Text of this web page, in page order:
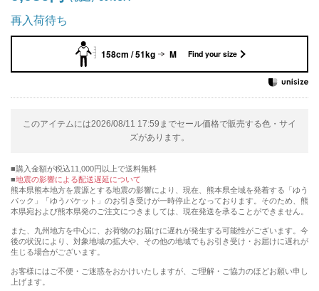
再入荷待ち
158cm / 51kg M Find your size
このアイテムには2026/08/11 17:59までセール価格で販売する色・サイ
ズがあります。
購入金額が税込11,000円以上で送料無料
地震の影響による配送遅延について
熊本県熊本地方を震源とする地震の影響により、現在、熊本県全域を発着する「ゆう
パック」「ゆうパケット」のお引き受けが一時停止となっております。そのため、熊
本県宛および熊本県発のご注文につきましては、現在発送を承ることができません。
また、九州地方を中心に、お荷物のお届けに遅れが発生する可能性がございます。今
後の状況により、対象地域の拡大や、その他の地域でもお引き受け・お届けに遅れが
生じる場合がございます。
お客様にはご不便・ご迷惑をおかけいたしますが、ご理解・ご協力のほどお願い申し
上げます。